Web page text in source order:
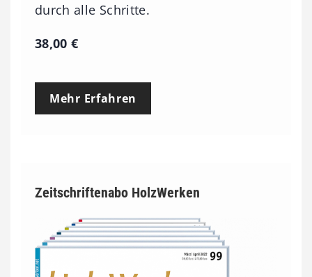
durch alle Schritte.
38,00€
Mehr Erfahren
Zeitschriftenabo HolzWerken